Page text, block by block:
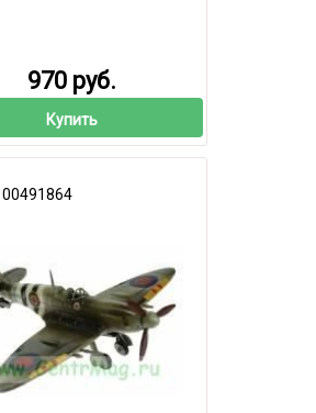
970 руб.
Купить
00491864